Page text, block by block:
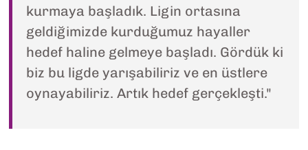
kurmaya başladık. Ligin ortasına
geldiğimizde kurduğumuz hayaller
hedef haline gelmeye başladı. Gördük ki
biz bu ligde yarışabiliriz ve en üstlere
oynayabiliriz. Artık hedef gerçekleşti."